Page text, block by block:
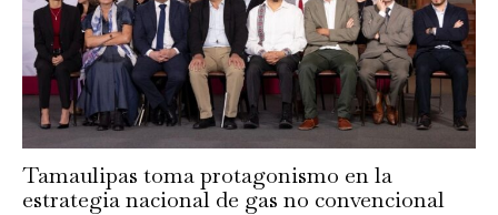
Tamaulipas toma protagonismo en la
estrategia nacional de gas no convencional